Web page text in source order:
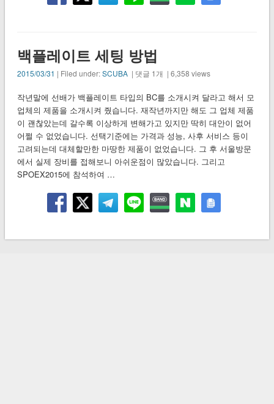
백플레이트 세팅 방법
2015/03/31 | Filed under:SCUBA| 댓글 1개 | 6,358 views
작년말에 선배가 백플레이트 타입의 BC를 소개시켜 달라고 해서 모
업체의 제품을 소개시켜 줬습니다. 재작년까지만 해도 그 업체 제품
이 괜찮았는데 갈수록 이상하게 변해가고 있지만 딱히 대안이 없어
어쩔 수 없었습니다. 선택기준에는 가격과 성능, 사후 서비스 등이
고려되는데 대체할만한 마땅한 제품이 없었습니다. 그 후 서울방문
에서 실제 장비를 접해보니 아쉬운점이 많았습니다. 그리고
SPOEX2015에 참석하여 …